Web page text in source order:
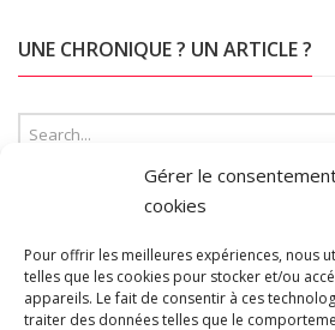
Gérer le
cookies
Pour offrir les meilleures expériences, nous
telles que les cookies pour stocker et/ou
appareils. Le fait de consentir à ces
traiter des données telles que le
UNE CHRONIQUE ? UN ARTICLE ?
SUR LA TOILE…
Blogroll